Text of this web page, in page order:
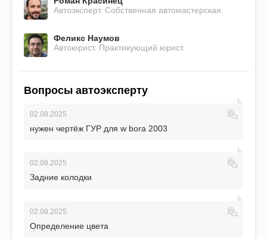
Автоэксперт. Собственная автомастерская.
Феликс Наумов
Автоюрист. Практикующий юрист.
Вопросы автоэксперту
02.08.2025
нужен чертёж ГУР для w bora 2003
02.08.2025
Задние колодки
02.08.2025
Определение цвета